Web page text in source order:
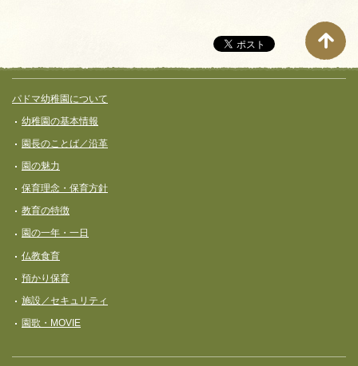
ゲ
ー
シ
ョ
ン
フッターコンテンツ
パドマ幼稚園について
幼稚園の基本情報
園長のことば／沿革
園の魅力
保育理念・保育⽅針
教育の特徴
園の一年・一日
仏教食育
預かり保育
施設／セキュリティ
園歌・MOVIE